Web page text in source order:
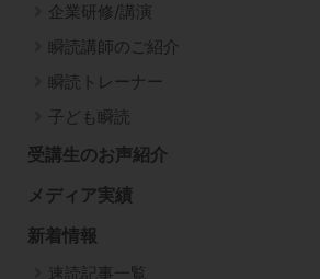
企業研修/講演
瞬読講師のご紹介
瞬読トレーナー
子ども瞬読
受講生のお声紹介
メディア実績
新着情報
速読記事一覧